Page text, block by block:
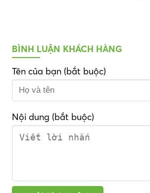
BÌNH LUẬN KHÁCH HÀNG
Tên của bạn (bắt buộc)
Nội dung (bắt buộc)